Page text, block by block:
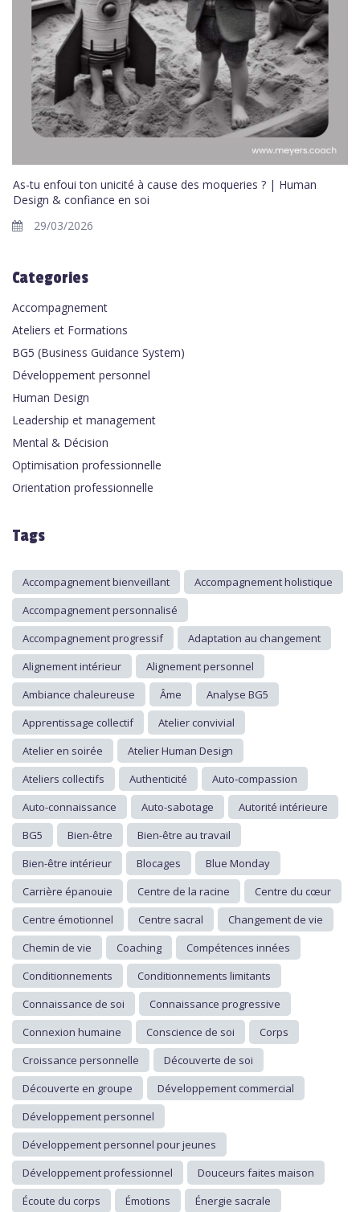
As-tu enfoui ton unicité à cause des moqueries ? | Human
Design & confiance en soi
29/03/2026
Categories
Accompagnement
Ateliers et Formations
BG5 (Business Guidance System)
Développement personnel
Human Design
Leadership et management
Mental & Décision
Optimisation professionnelle
Orientation professionnelle
Tags
Accompagnement bienveillant
Accompagnement holistique
Accompagnement personnalisé
Accompagnement progressif
Adaptation au changement
Alignement intérieur
Alignement personnel
Ambiance chaleureuse
Âme
Analyse BG5
Apprentissage collectif
Atelier convivial
Atelier en soirée
Atelier Human Design
Ateliers collectifs
Authenticité
Auto-compassion
Auto-connaissance
Auto-sabotage
Autorité intérieure
BG5
Bien-être
Bien-être au travail
Bien-être intérieur
Blocages
Blue Monday
Carrière épanouie
Centre de la racine
Centre du cœur
Centre émotionnel
Centre sacral
Changement de vie
Chemin de vie
Coaching
Compétences innées
Conditionnements
Conditionnements limitants
Connaissance de soi
Connaissance progressive
Connexion humaine
Conscience de soi
Corps
Croissance personnelle
Découverte de soi
Découverte en groupe
Développement commercial
Développement personnel
Développement personnel pour jeunes
Développement professionnel
Douceurs faites maison
Écoute du corps
Émotions
Énergie sacrale